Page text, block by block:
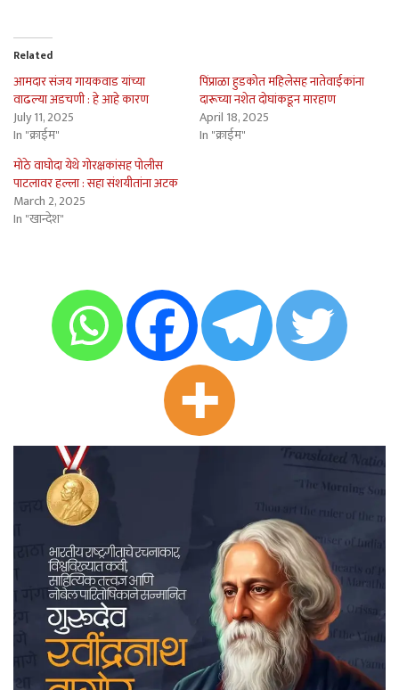
Related
आमदार संजय गायकवाड यांच्या
वाढल्या अडचणी : हे आहे कारण
July 11, 2025
In "क्राईम"
पिंप्राळा हुडकोत महिलेसह नातेवाईकांना
दारूच्या नशेत दोघांकडून मारहाण
April 18, 2025
In "क्राईम"
मोठे वाघोदा येथे गोरक्षकांसह पोलीस
पाटलावर हल्ला : सहा संशयीतांना अटक
March 2, 2025
In "खान्देश"